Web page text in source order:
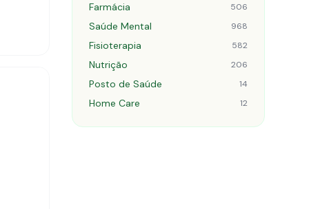
Farmácia 506
Saúde Mental 968
Fisioterapia 582
Nutrição 206
Posto de Saúde 14
Home Care 12